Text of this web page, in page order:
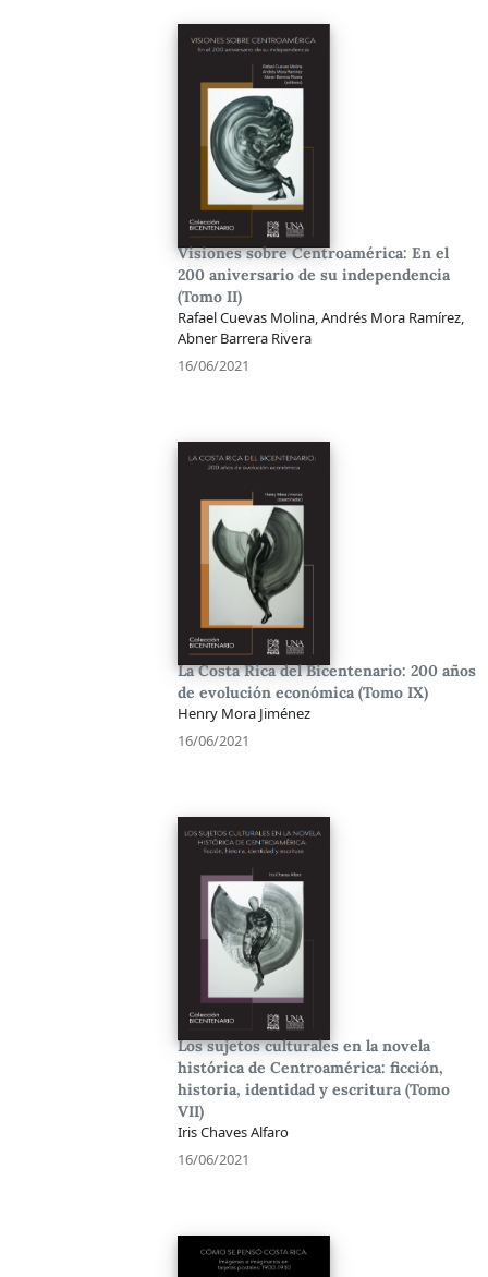
Visiones sobre Centroamérica: En el
200 aniversario de su independencia
(Tomo II)
Rafael Cuevas Molina, Andrés Mora Ramírez,
Abner Barrera Rivera
16/06/2021
La Costa Rica del Bicentenario: 200 años
de evolución económica (Tomo IX)
Henry Mora Jiménez
16/06/2021
Los sujetos culturales en la novela
histórica de Centroamérica: ficción,
historia, identidad y escritura (Tomo
VII)
Iris Chaves Alfaro
16/06/2021